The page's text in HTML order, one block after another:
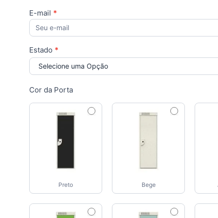
E-mail *
Estado *
Selecione uma Opção
Cor da Porta
Preto Bege